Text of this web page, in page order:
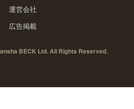
運営会社
広告掲載
BECK Ltd. All Rights Reserved.